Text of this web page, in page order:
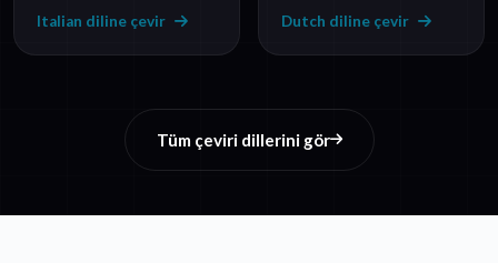
Italian diline çevir Dutch diline çevir
Tüm çeviri dillerini gör